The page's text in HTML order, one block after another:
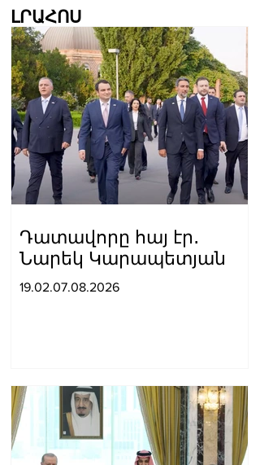
ԼՐԱՀՈՍ
Դատավորը հայ էր․
Նարեկ Կարապետյան
19.02.07.08.2026